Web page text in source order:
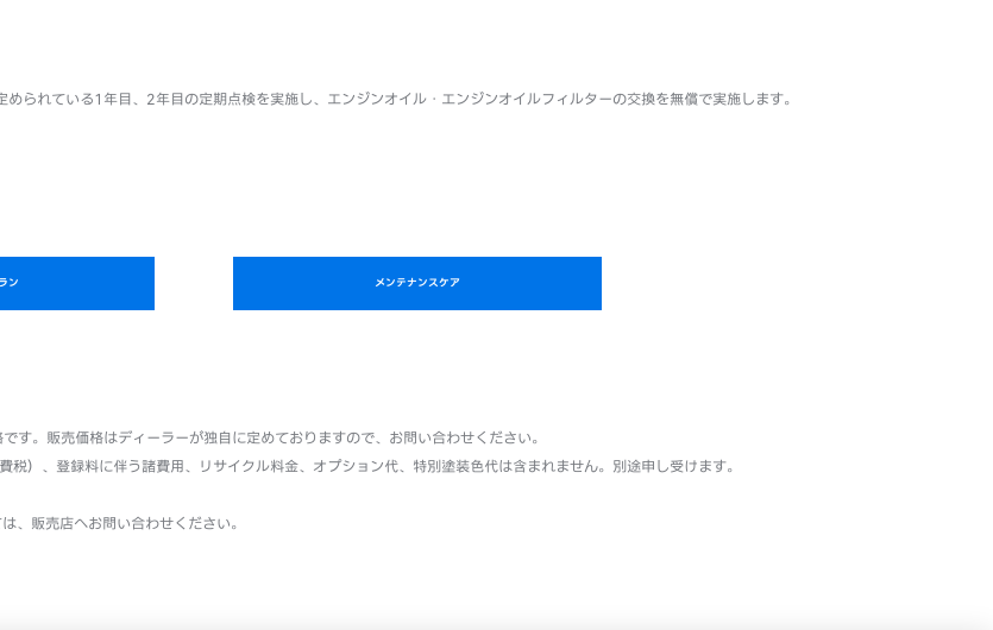
られている1年目、2年目の定期点検を実施し、エンジンオイル・エンジンオイルフィルターの交換を無償で実施します。
ン メンテナンスケア
。販売価格はディーラーが独自に定めておりますので、お問い合わせください。
）、登録料に伴う諸費用、リサイクル料金、オプション代、特別塗装色代は含まれません。別途申し受けます。
、販売店へお問い合わせください。